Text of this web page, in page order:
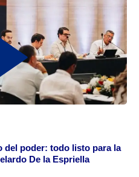
del poder: todo listo para la
De la Espriella